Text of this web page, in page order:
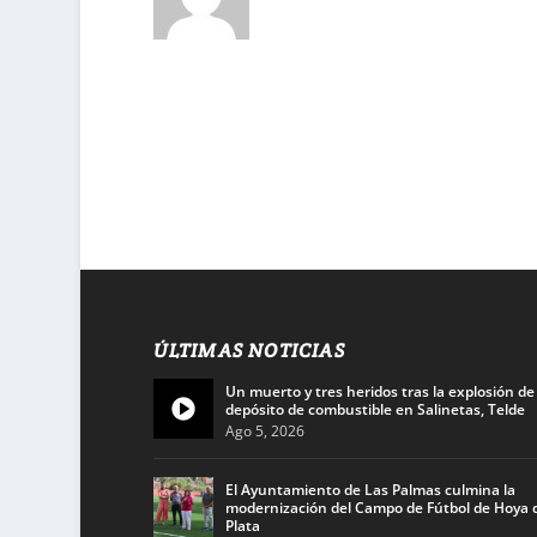
ÚLTIMAS NOTICIAS
Un muerto y tres heridos tras la explosión
depósito de combustible en Salinetas, Telde
Ago 5, 2026
El Ayuntamiento de Las Palmas culmina la
modernización del Campo de Fútbol de Hoya
Plata